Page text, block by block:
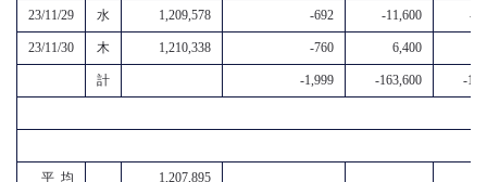
23/11/29 水 1,209,578 -692 -11,600 -
23/11/30 木 1,210,338 -760 6,400
計 -1,999 -163,600 -
平 均 1,207,895